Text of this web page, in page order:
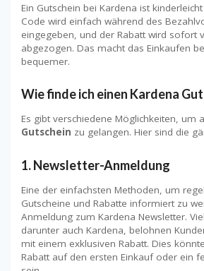
Ein Gutschein bei Kardena ist
Code wird einfach während des
eingegeben, und der Rabatt wird sofort
abgezogen. Das macht das Einkaufen
bequemer.
Wie finde ich einen Kardena
Es gibt verschiedene Möglichkeiten, um
Gutschein zu gelangen. Hier sind die
1.Newsletter-Anmeldung
Eine der einfachsten Methoden, um
Gutscheine und Rabatte informiert zu
Anmeldung zum Kardena Newsletter.
darunter auch Kardena, belohnen
mit einem exklusiven Rabatt. Dies
Rabatt auf den ersten Einkauf oder ein